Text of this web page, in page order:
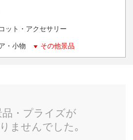
ット・アクセサリー
・小物 その他景品